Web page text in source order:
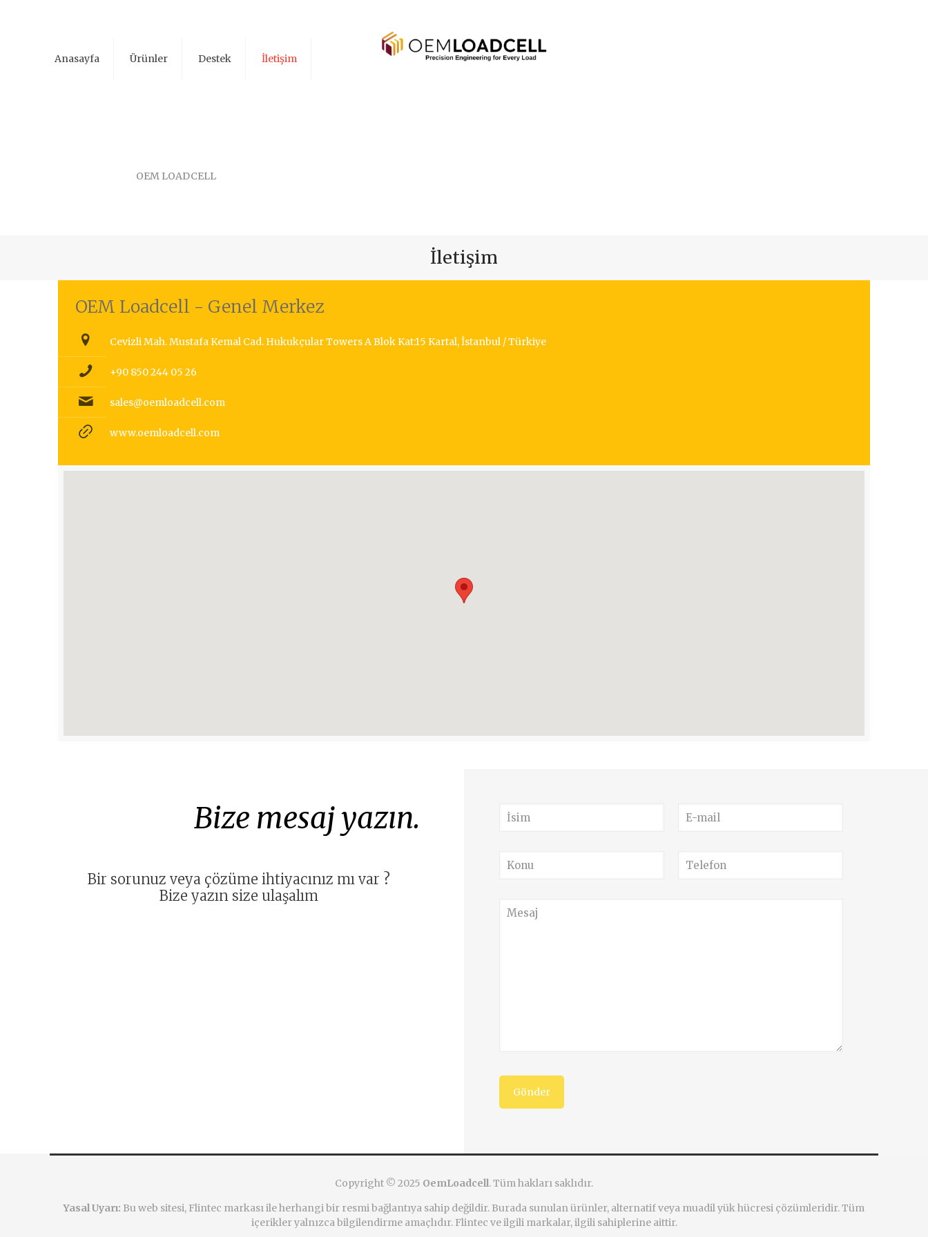
Anasayfa Ürünler Destek İletişim
OEM LOADCELL
İletişim
OEM Loadcell - Genel Merkez
Cevizli Mah. Mustafa Kemal Cad. Hukukçular Towers A Blok Kat:15 Kartal, İstanbul / Türkiye
+90 850 244 05 26
sales@oemloadcell.com
www.oemloadcell.com
Bize mesaj yazın.
Bir sorunuz veya çözüme ihtiyacınız mı var ?
Bize yazın size ulaşalım
Copyright © 2025 OemLoadcell. Tüm hakları saklıdır.
Yasal Uyarı: Bu web sitesi, Flintec markası ile herhangi bir resmi bağlantıya sahip değildir. Burada sunulan ürünler, alternatif veya muadil yük hücresi çözümleridir. Tüm
içerikler yalnızca bilgilendirme amaçlıdır. Flintec ve ilgili markalar, ilgili sahiplerine aittir.